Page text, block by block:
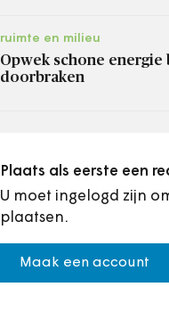
ruimte en milieu
Opwek schone
doorbraken
Plaats als eerste een
U moet ingelogd zijn
plaatsen.
Maak een account